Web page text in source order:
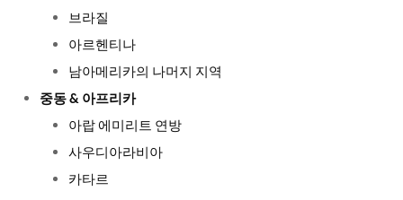
브라질
아르헨티나
남아메리카의 나머지 지역
중동 & 아프리카
아랍 에미리트 연방
사우디아라비아
카타르